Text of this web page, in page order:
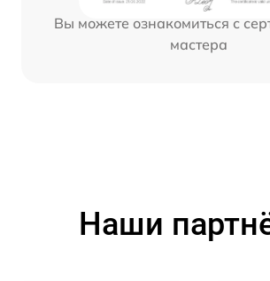
Вы можете ознакомиться с
мастера
Наши